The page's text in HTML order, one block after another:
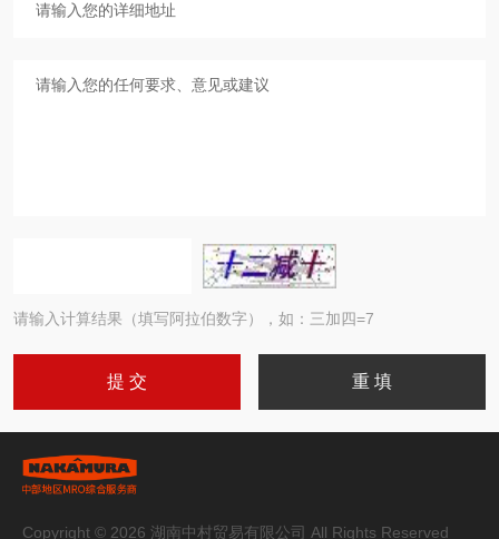
请输入计算结果（填写阿拉伯数字），如：三加四=7
Copyright © 2026 湖南中村贸易有限公司 All Rights Reserved